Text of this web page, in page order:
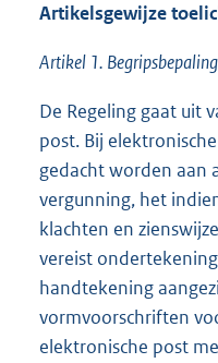
Artikelsgewijze
Artikel 1.
De Regeling gaat uit
post. Bij
gedacht worden aan
vergunning, het
klachten en
vereist
handtekening
vormvoorschriften
elektronische post